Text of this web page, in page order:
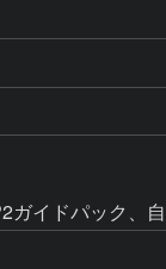
ガイドパック、